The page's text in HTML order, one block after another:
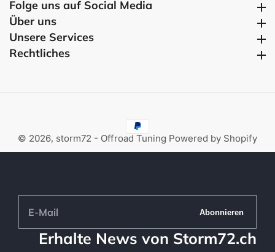
Folge uns auf Social Media
Folge uns auf Social Media
Über uns
Unsere Services
Rechtliches
© 2026, storm72 - Offroad Tuning Powered by Shopify
Erhalte News von Storm72.ch
E-
Abonnieren